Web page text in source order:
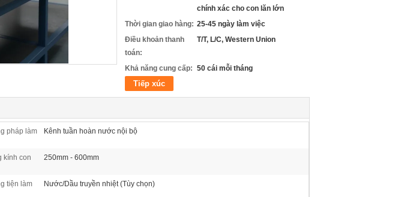
chính xác cho con lăn lớn
Thời gian giao hàng: 25-45 ngày làm việc
Điều khoản thanh
toán:
T/T, L/C, Western Union
Khả năng cung cấp: 50 cái mỗi tháng
Tiếp xúc
pháp làm
Kênh tuần hoàn nước nội bộ
kính con
250mm - 600mm
tiện làm
Nước/Dầu truyền nhiệt (Tùy chọn)